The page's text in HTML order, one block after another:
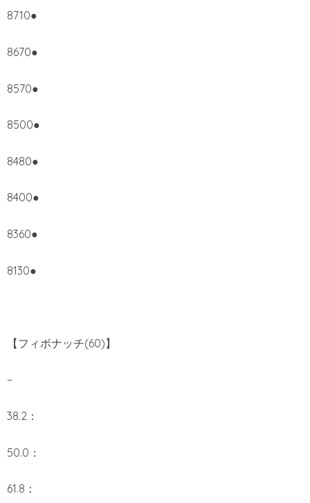
8710●
8670●
8570●
8500●
8480●
8400●
8360●
8130●
【フィボナッチ(60)】
–
38.2：
50.0：
61.8：